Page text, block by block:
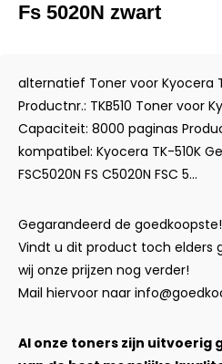
Fs 5020N zwart
alternatief Toner voor Kyocera
Productnr.: TKB510 Toner voor
Capaciteit: 8000 paginas
kompatibel: Kyocera TK-510K
FSC5020N FS C5020N FSC 5...
Gegarandeerd de goedkoopste!
Vindt u dit product toch elders
wij onze prijzen nog verder!
Mail hiervoor naar
Al onze toners zijn uitvoerig